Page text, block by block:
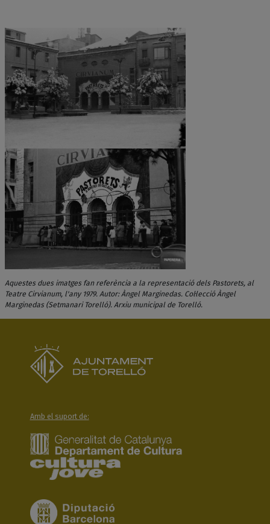
Aquestes dues imatges fan referència a la representació dels Pastorets, al
Teatre Cirvianum, l'any 1979. Autor: Àngel Marginedas. Col·lecció Àngel
Marginedas (Setmanari Torelló). Arxiu municipal de Torelló.
Amb el suport de: